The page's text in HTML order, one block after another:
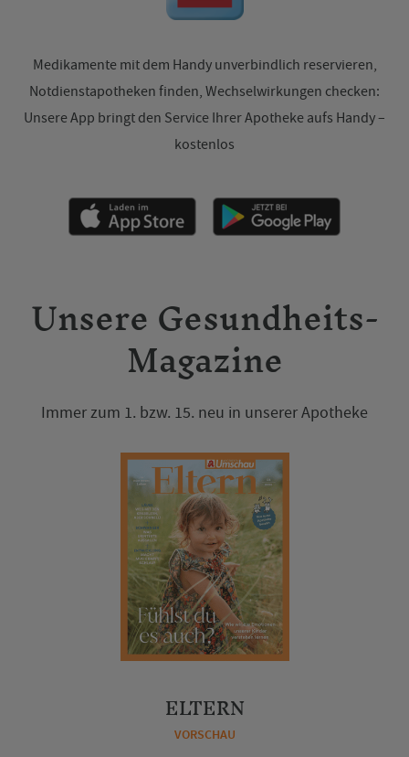
Medikamente mit dem Handy unverbindlich reservieren,
Notdienstapotheken finden, Wechselwirkungen checken:
Unsere App bringt den Service Ihrer Apotheke aufs Handy –
kostenlos
Unsere Gesundheits-
Magazine
Immer zum 1. bzw. 15. neu in unserer Apotheke
ELTERN
VORSCHAU